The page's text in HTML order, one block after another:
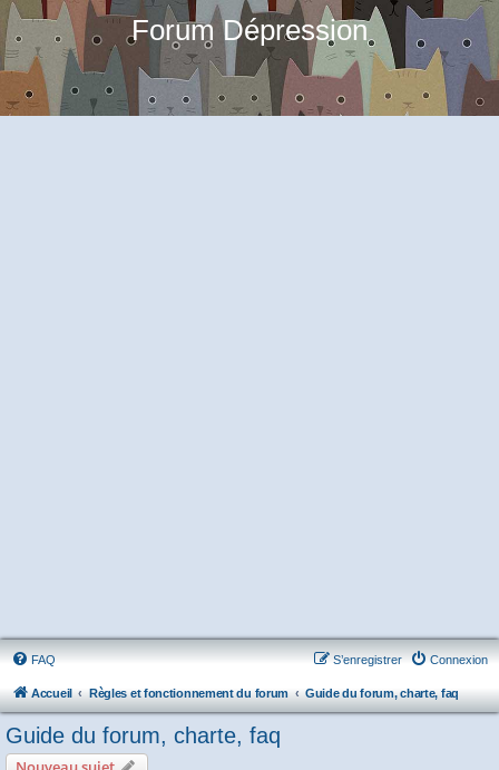
Forum Dépression
FAQ Connexion
S’enregistrer
Accueil Règles et fonctionnement du forum Guide du forum, charte, faq
Guide du forum, charte, faq